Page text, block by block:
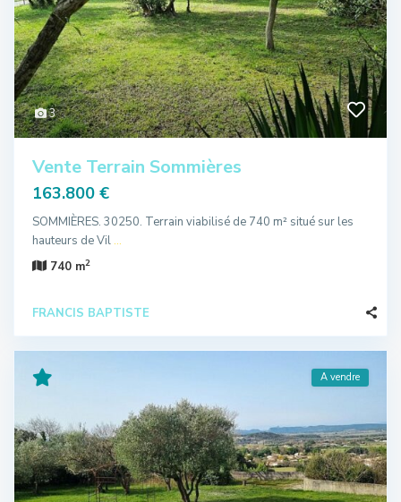
3
Vente Terrain Sommières
163.800 €
SOMMIÈRES. 30250. Terrain viabilisé de 740 m² situé sur les
hauteurs de Vil ...
740 m2
FRANCIS BAPTISTE
A vendre